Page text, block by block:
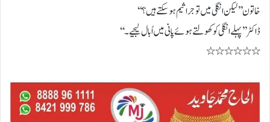
خاتون ’’ لیکن انگلی میں تو جراثیم ہوسکتے ہیں؟‘‘
ڈاکٹر ’’ پہلے انگلی کو کھولتے ہوئے پانی میں اُبال لیجیے۔‘‘
٭٭٭٭٭٭